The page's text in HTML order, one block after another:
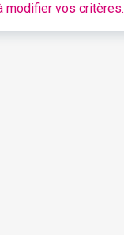
modifier vos critères.